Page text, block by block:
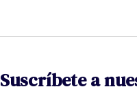
Suscríbete a